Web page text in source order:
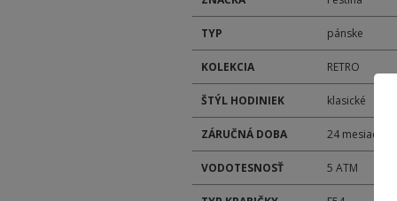
TYP pánske
KOLEKCIA RETRO
ŠTÝL HODINIEK klasické
ZÁRUČNÁ DOBA 24 mesiacov
VODOTESNOSŤ 5 ATM